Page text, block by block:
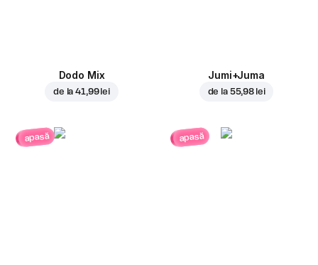
Dodo Mix
de la41,99 lei
Jumi+Juma
de la 55,98 lei
apasă apasă